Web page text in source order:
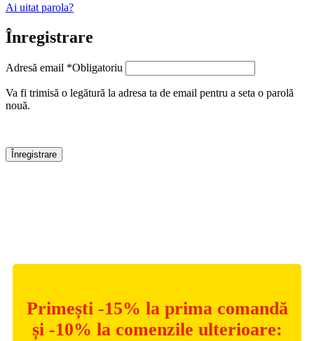
Ai uitat parola?
Înregistrare
Adresă email *Obligatoriu
Va fi trimisă o legătură la adresa ta de email pentru a seta o parolă
nouă.
Înregistrare
Primești -15% la prima comandă
și -10% la comenzile ulterioare: